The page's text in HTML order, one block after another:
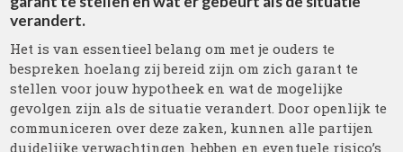
verandert.
Het is van essentieel belang om met je ouders te
bespreken hoelang zij bereid zijn om zich garant te
stellen voor jouw hypotheek en wat de mogelijke
gevolgen zijn als de situatie verandert. Door openlijk te
communiceren over deze zaken, kunnen alle partijen
duidelijke verwachtingen hebben en eventuele risico’s